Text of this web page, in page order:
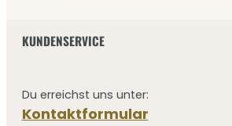
KUNDENSERVICE
Du erreichst uns unter:
Kontaktformular